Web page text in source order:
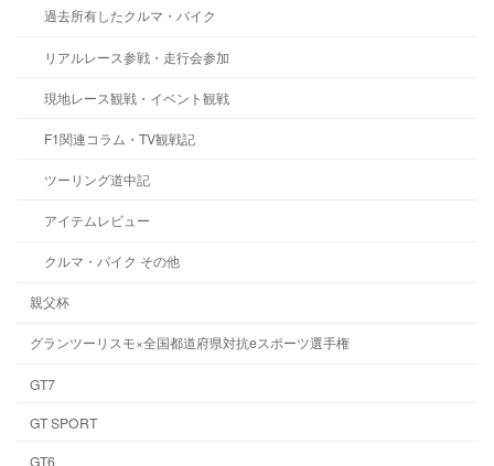
過去所有したクルマ・バイク
リアルレース参戦・走行会参加
現地レース観戦・イベント観戦
F1関連コラム・TV観戦記
ツーリング道中記
アイテムレビュー
クルマ・バイク その他
親父杯
グランツーリスモ×全国都道府県対抗eスポーツ選手権
GT7
GT SPORT
GT6